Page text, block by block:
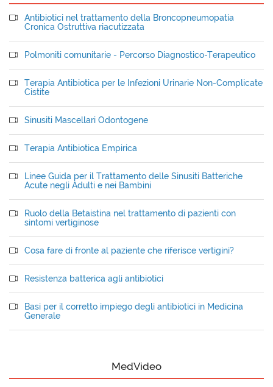
Antibiotici nel trattamento della Broncopneumopatia
Cronica Ostruttiva riacutizzata
Polmoniti comunitarie - Percorso Diagnostico-Terapeutico
Terapia Antibiotica per le Infezioni Urinarie Non-Complicate
Cistite
Sinusiti Mascellari Odontogene
Terapia Antibiotica Empirica
Linee Guida per il Trattamento delle Sinusiti Batteriche
Acute negli Adulti e nei Bambini
Ruolo della Betaistina nel trattamento di pazienti con
sintomi vertiginose
Cosa fare di fronte al paziente che riferisce vertigini?
Resistenza batterica agli antibiotici
Basi per il corretto impiego degli antibiotici in Medicina
Generale
MedVideo